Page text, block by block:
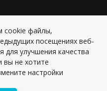
информации
Сергеевна, ИНН:
cookie файлы,
посещениях веб-
улучшения качества
вы не хотите
настройки